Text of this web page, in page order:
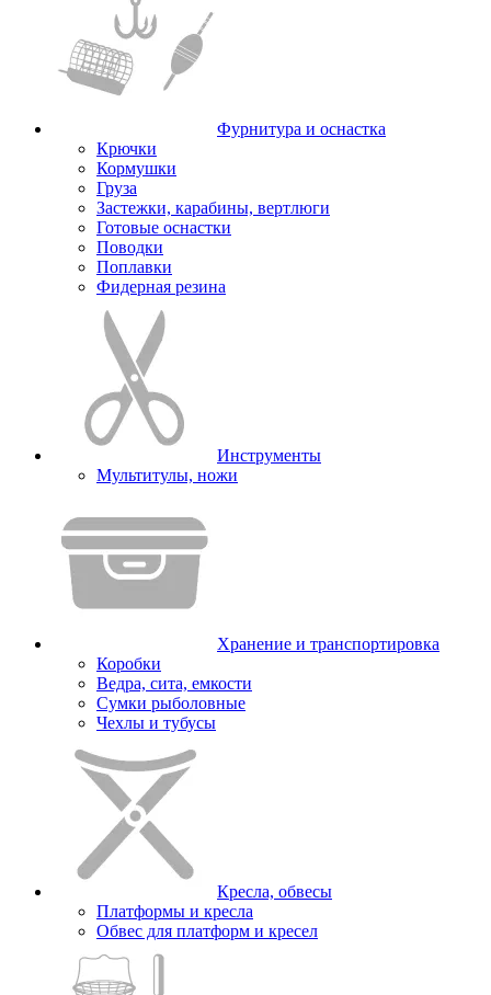
Фурнитура и оснастка
Крючки
Кормушки
Груза
Застежки, карабины, вертлюги
Готовые оснастки
Поводки
Поплавки
Фидерная резина
Инструменты
Мультитулы, ножи
Хранение и транспортировка
Коробки
Ведра, сита, емкости
Сумки рыболовные
Чехлы и тубусы
Кресла, обвесы
Платформы и кресла
Обвес для платформ и кресел